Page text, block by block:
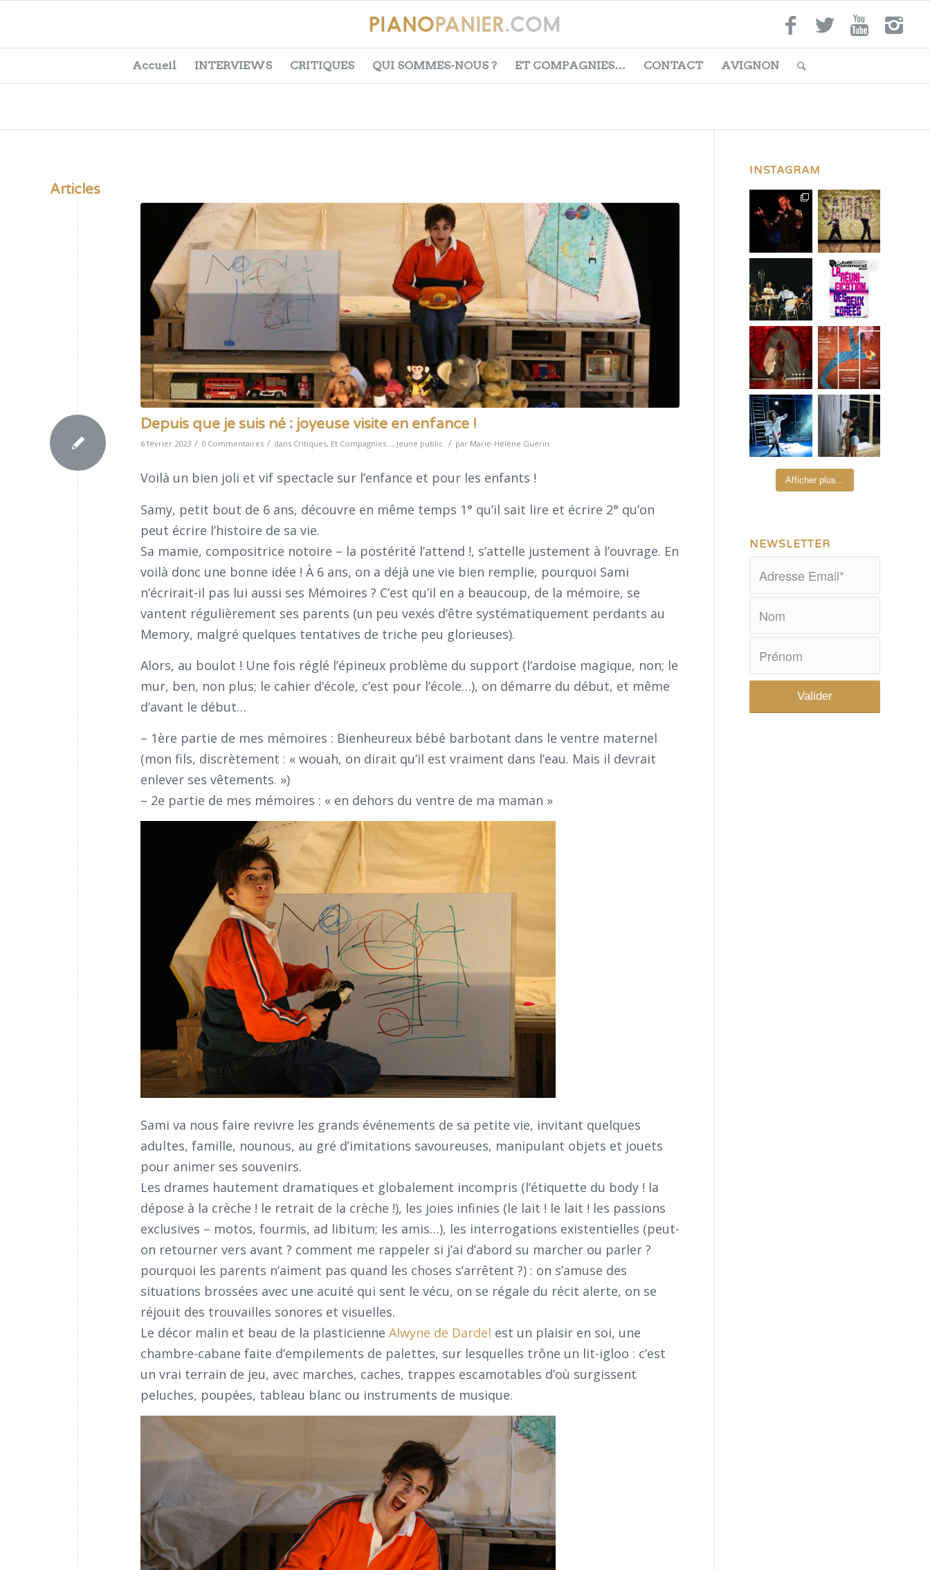
Accueil INTERVIEWS CRITIQUES QUI SOMMES-NOUS ? ET COMPAGNIES… CONTACT AVIGNON
Articles
Depuis que je suis né : joyeuse visite en enfance !
6 février 2023 / 0 Commentaires / dans Critiques, Et Compagnies... , Jeune public / par Marie-Hélène Guérin
Voilà un bien joli et vif spectacle sur l’enfance et pour les enfants !
Samy, petit bout de 6 ans, découvre en même temps 1° qu’il sait lire et écrire 2° qu’on
peut écrire l’histoire de sa vie.
Sa mamie, compositrice notoire – la postérité l’attend !, s’attelle justement à l’ouvrage. En
voilà donc une bonne idée ! À 6 ans, on a déjà une vie bien remplie, pourquoi Sami
n’écrirait-il pas lui aussi ses Mémoires ? C’est qu’il en a beaucoup, de la mémoire, se
vantent régulièrement ses parents (un peu vexés d’être systématiquement perdants au
Memory, malgré quelques tentatives de triche peu glorieuses).
Alors, au boulot ! Une fois réglé l’épineux problème du support (l’ardoise magique, non; le
mur, ben, non plus; le cahier d’école, c’est pour l’école…), on démarre du début, et même
d’avant le début…
– 1ère partie de mes mémoires : Bienheureux bébé barbotant dans le ventre maternel
(mon fils, discrètement : « wouah, on dirait qu’il est vraiment dans l’eau. Mais il devrait
enlever ses vêtements. »)
– 2e partie de mes mémoires : « en dehors du ventre de ma maman »
Sami va nous faire revivre les grands événements de sa petite vie, invitant quelques
adultes, famille, nounous, au gré d’imitations savoureuses, manipulant objets et jouets
pour animer ses souvenirs.
Les drames hautement dramatiques et globalement incompris (l’étiquette du body ! la
dépose à la crèche ! le retrait de la crèche !), les joies infinies (le lait ! le lait ! les passions
exclusives – motos, fourmis, ad libitum; les amis…), les interrogations existentielles (peut-
on retourner vers avant ? comment me rappeler si j’ai d’abord su marcher ou parler ?
pourquoi les parents n’aiment pas quand les choses s’arrêtent ?) : on s’amuse des
situations brossées avec une acuité qui sent le vécu, on se régale du récit alerte, on se
réjouit des trouvailles sonores et visuelles.
Le décor malin et beau de la plasticienne Alwyne de Dardel est un plaisir en soi, une
chambre-cabane faite d’empilements de palettes, sur lesquelles trône un lit-igloo : c’est
un vrai terrain de jeu, avec marches, caches, trappes escamotables d’où surgissent
peluches, poupées, tableau blanc ou instruments de musique.
INSTAGRAM
Afficher plus...
NEWSLETTER